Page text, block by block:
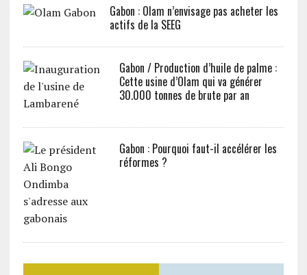
Gabon : Olam n’envisage pas acheter les
actifs de la SEEG
Gabon / Production d’huile de palme :
Cette usine d’Olam qui va générer
30.000 tonnes de brute par an
Gabon : Pourquoi faut-il accélérer les
réformes ?